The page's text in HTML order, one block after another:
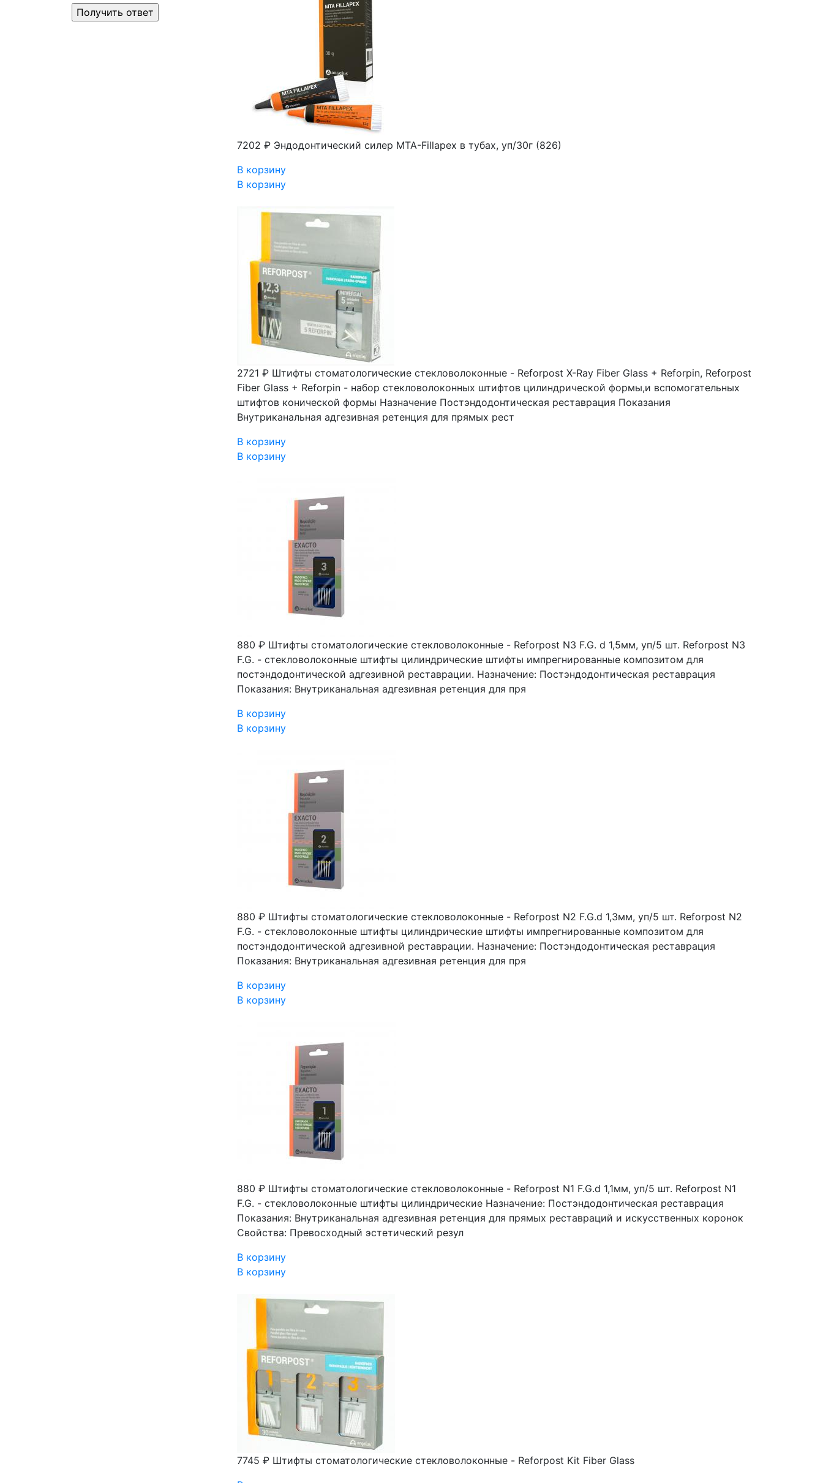
7202 ₽ Эндодонтический силер MTA-Fillapex в тубах, уп/30г (826)
В корзину
В корзину
2721 ₽ Штифты стоматологические стекловолоконные - Reforpost X-Ray Fiber Glass + Reforpin, Reforpost
Fiber Glass + Reforpin - набор стекловолоконных штифтов цилиндрической формы,и вспомогательных
штифтов конической формы Назначение Постэндодонтическая реставрация Показания
Внутриканальная адгезивная ретенция для прямых рест
В корзину
В корзину
880 ₽ Штифты стоматологические стекловолоконные - Reforpost N3 F.G. d 1,5мм, уп/5 шт. Reforpost N3
F.G. - стекловолоконные штифты цилиндрические штифты импрегнированные композитом для
постэндодонтической адгезивной реставрации. Назначение: Постэндодонтическая реставрация
Показания: Внутриканальная адгезивная ретенция для пря
В корзину
В корзину
880 ₽ Штифты стоматологические стекловолоконные - Reforpost N2 F.G.d 1,3мм, уп/5 шт. Reforpost N2
F.G. - стекловолоконные штифты цилиндрические штифты импрегнированные композитом для
постэндодонтической адгезивной реставрации. Назначение: Постэндодонтическая реставрация
Показания: Внутриканальная адгезивная ретенция для пря
В корзину
В корзину
880 ₽ Штифты стоматологические стекловолоконные - Reforpost N1 F.G.d 1,1мм, уп/5 шт. Reforpost N1
F.G. - стекловолоконные штифты цилиндрические Назначение: Постэндодонтическая реставрация
Показания: Внутриканальная адгезивная ретенция для прямых реставраций и искусственных коронок
Свойства: Превосходный эстетический резул
В корзину
В корзину
7745 ₽ Штифты стоматологические стекловолоконные - Reforpost Kit Fiber Glass